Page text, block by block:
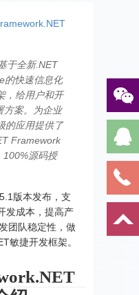
于全新.NET
的快速信息化
，给用户和开
方案。为企业
的应用提供了
Framework
100%源码授
版本发布，支
发成本，提高产
团队稳定性，做
敏捷开发框架。